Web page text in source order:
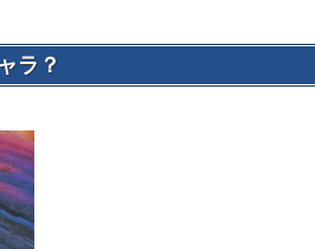
ラ？